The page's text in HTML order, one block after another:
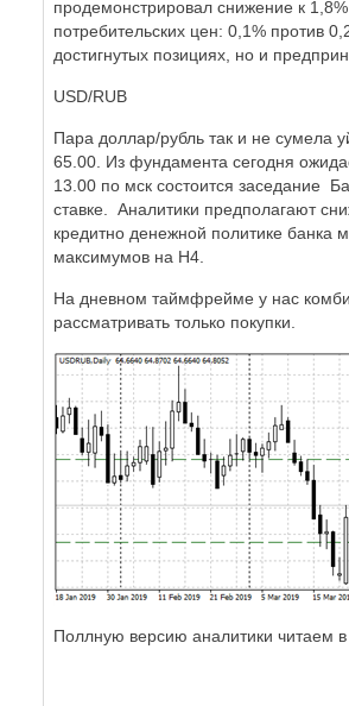
продемонстрировал снижение к
потребительских цен: 0,1% против
достигнутых позициях, но и
USD/RUB
Пара доллар/рубль так и не сумела
65.00. Из фундамента сегодня
13.00 по мск состоится заседание
ставке. Аналитики предполагают
кредитно денежной политике
максимумов на H4.
На дневном таймфрейме у нас
рассматривать только покупки.
Поллную версию аналитики читаем в